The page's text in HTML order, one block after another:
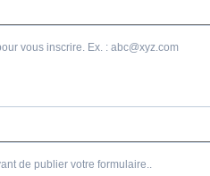
vous inscrire. Ex. : abc@xyz.com
de publier votre formulaire..